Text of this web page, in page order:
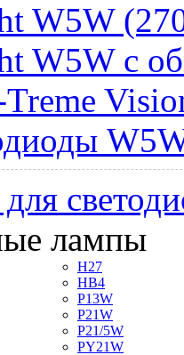
W5W
W5W с
лампы
H27
HB4
P13W
P21W
P21/5W
PY21W